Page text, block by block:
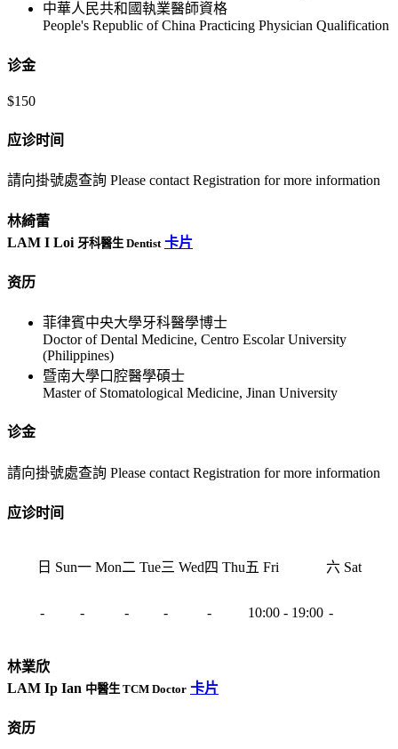
中華人民共和國執業醫師資格
People's Republic of China Practicing Physician Qualification
诊金
$150
应诊时间
請向掛號處查詢 Please contact Registration for more information
林綺蕾
LAM I Loi 牙科醫生 Dentist 卡片
资历
菲律賓中央大學牙科醫學博士
Doctor of Dental Medicine, Centro Escolar University
(Philippines)
暨南大學口腔醫學碩士
Master of Stomatological Medicine, Jinan University
诊金
請向掛號處查詢 Please contact Registration for more information
应诊时间
日 Sun一 Mon二 Tue三 Wed四 Thu五 Fri 六 Sat
- - - - - 10:00 - 19:00 -
林業欣
LAM Ip Ian 中醫生 TCM Doctor 卡片
资历